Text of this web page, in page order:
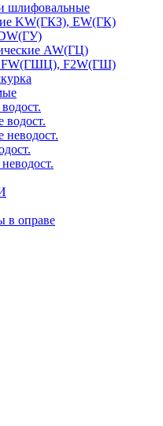
шлифовальные
KW(ГКЗ), EW(ГК)
AW(ГЦ)
FW(ГШЦ), F2W(ГШ)
в оправе